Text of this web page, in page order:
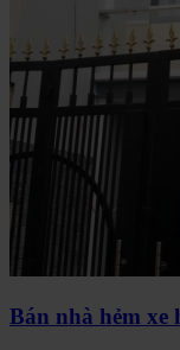
Bán nhà hẻm